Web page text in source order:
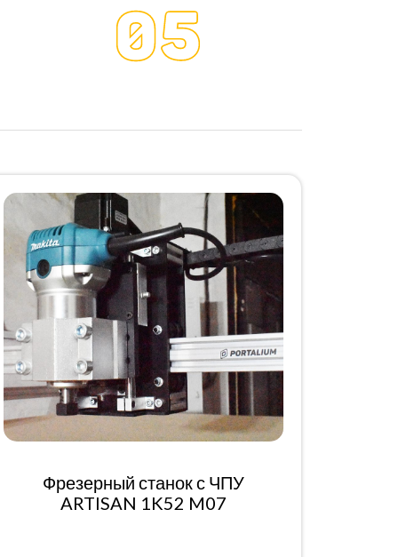
Фрезерный станок с ЧПУ
ARTISAN 1K52 M07